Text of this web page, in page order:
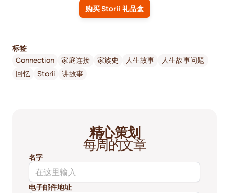
购买 Storii 礼品盒
标签
Connection
家庭连接 家族史 人生故事
人生故事问题
回忆
Storii 讲故事
精心策划
每周的文章
名字
电子邮件地址